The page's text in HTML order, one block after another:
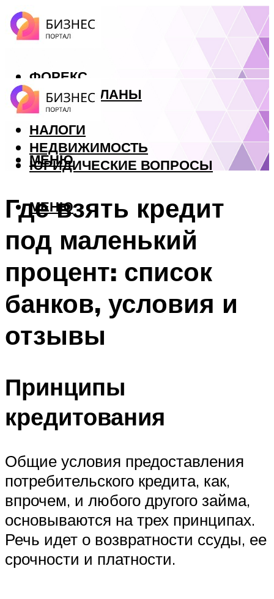
ФОРЕКС
БИЗНЕС ПЛАНЫ
КРЕДИТЫ
НАЛОГИ
НЕДВИЖИМОСТЬ
ЮРИДИЧЕСКИЕ ВОПРОСЫ
МЕНЮ
МЕНЮ
Где взять кредит
под маленький
процент: список
банков, условия и
отзывы
Принципы
кредитования
Общие условия предоставления
потребительского кредита, как,
впрочем, и любого другого займа,
основываются на трех принципах.
Речь идет о возвратности ссуды, ее
срочности и платности.